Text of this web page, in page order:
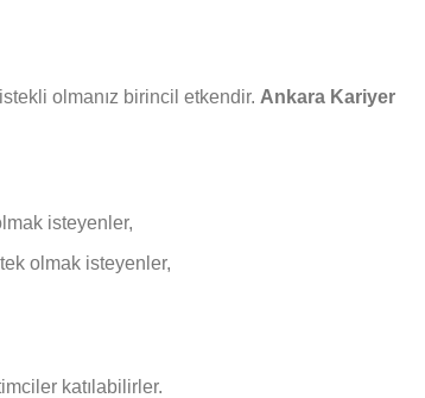
olmanız birincil etkendir. Ankara Kariyer
isteyenler,
olmak isteyenler,
katılabilirler.